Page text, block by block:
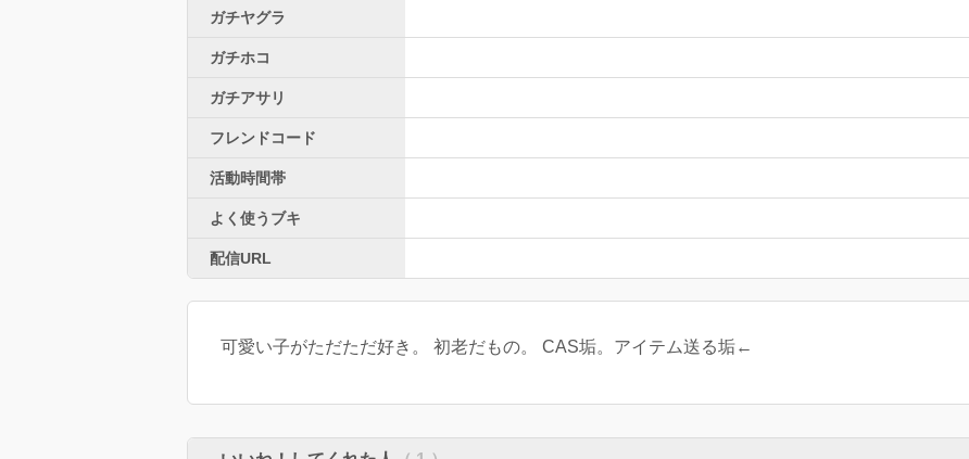
ガチヤグラ
ガチホコ
ガチアサリ
フレンドコード
活動時間帯
よく使うブキ
配信URL
可愛い子がただただ好き。 初老だもの。 CAS垢。アイテム送る垢←